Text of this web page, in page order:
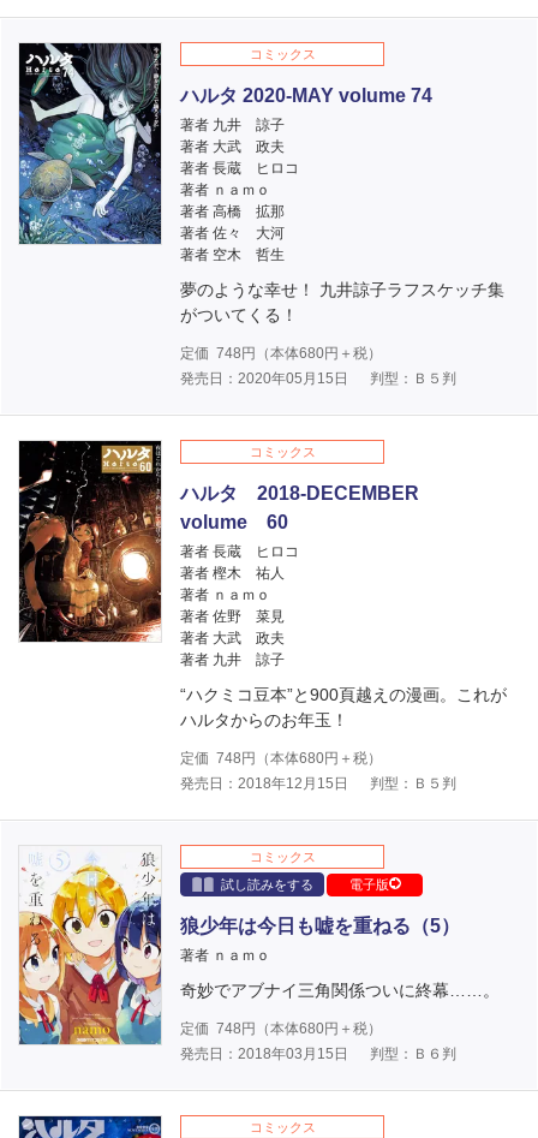
コミックス
ハルタ 2020-MAY volume 74
著者 九井 諒子
著者 大武 政夫
著者 長蔵 ヒロコ
著者 ｎａｍｏ
著者 高橋 拡那
著者 佐々 大河
著者 空木 哲生
夢のような幸せ！ 九井諒子ラフスケッチ集
がついてくる！
定価 748 円（本体680円＋税）
発売日：2020年05月15日
判型：Ｂ５判
コミックス
ハルタ 2018-DECEMBER
volume 60
著者 長蔵 ヒロコ
著者 樫木 祐人
著者 ｎａｍｏ
著者 佐野 菜見
著者 大武 政夫
著者 九井 諒子
“ハクミコ豆本”と900頁越えの漫画。これが
ハルタからのお年玉！
定価 748 円（本体680円＋税）
発売日：2018年12月15日
判型：Ｂ５判
コミックス
試し読みをする
電子版
狼少年は今日も嘘を重ねる（5）
著者 ｎａｍｏ
奇妙でアブナイ三角関係ついに終幕……。
定価 748 円（本体680円＋税）
発売日：2018年03月15日
判型：Ｂ６判
コミックス